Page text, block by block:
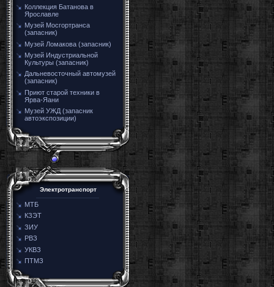
Коллекция Батанова в
Ярославле
Музей Мосгортранса
(запасник)
Музей Ломакова (запасник)
Музей Индустриальной
Культуры (запасник)
Дальневосточный автомузей
(запасник)
Приют старой техники в
Ярва-Яани
Музей УЖД (запасник
автоэкспозиции)
Электротранспорт
МТБ
КЗЭТ
ЗИУ
РВЗ
УКВЗ
ПТМЗ